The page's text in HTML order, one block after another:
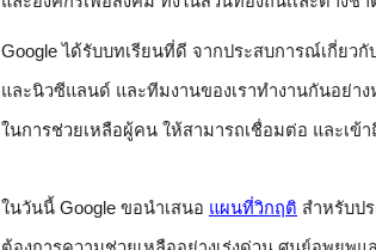
Google ได้รับบทเรียนที่ดี จากประสบการณ์เกี่ยว
และนิวซีแลนด์ และทีมงานของเราทำงานกันอย่า
ในการช่วยเหลือผู้คน ให้สามารถเชื่อมต่อ และเข้
ในวันนี้ Google ขอนำเสนอ แผนที่วิกฤติ สำหรับป